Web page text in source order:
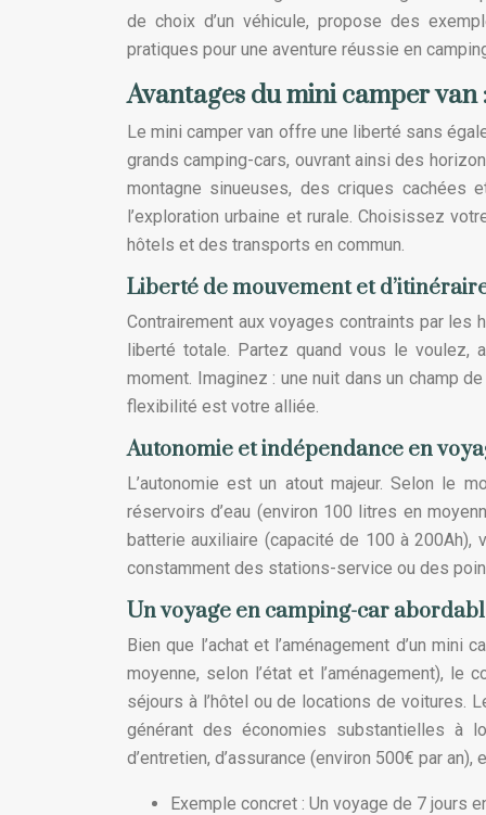
de choix d’un véhicule, propose des
pratiques pour une aventure réussie en
Avantages du mini camper
Le mini camper van offre une liberté sans
grands camping-cars, ouvrant ainsi des
montagne sinueuses, des criques cachées
l’exploration urbaine et rurale. Choisissez
hôtels et des transports en commun.
Liberté de mouvement et
Contrairement aux voyages contraints par les
liberté totale. Partez quand vous le voulez,
moment. Imaginez : une nuit dans un champ
flexibilité est votre alliée.
Autonomie et indépendance en
L’autonomie est un atout majeur. Selon le
réservoirs d’eau (environ 100 litres en
batterie auxiliaire (capacité de 100 à 200Ah),
constamment des stations-service ou des
Un voyage en camping-car
Bien que l’achat et l’aménagement d’un
moyenne, selon l’état et l’aménagement),
séjours à l’hôtel ou de locations de voitures.
générant des économies substantielles à
d’entretien, d’assurance (environ 500€ par
Exemple concret : Un voyage de 7 jours